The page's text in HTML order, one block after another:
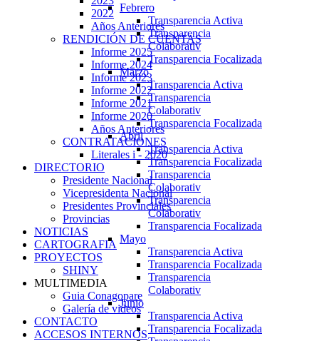
Febrero
Transparencia Activa
Transparencia
Colaborativ
Transparencia Focalizada
Marzo
Transparencia Activa
Transparencia
Colaborativ
Transparencia Focalizada
Abril
Transparencia Activa
Transparencia Focalizada
Transparencia
Colaborativ
Transparencia
Colaborativ
Transparencia Focalizada
Mayo
Transparencia Activa
Transparencia Focalizada
Transparencia
Colaborativ
Junio
Transparencia Activa
Transparencia Focalizada
2022
Años Anteriores
RENDICIÓN DE CUENTAS
Informe 2025
Informe 2024
Informe 2023
Informe 2022
Informe 2021
Informe 2020
Años Anteriores
CONTRATACIONES
Literales i - 2020
DIRECTORIO
Presidente Nacional
Vicepresidenta Nacional
Presidentes Provinciales
Provincias
NOTICIAS
CARTOGRAFIA
PROYECTOS
SHINY
MULTIMEDIA
Guia Conagopare
Galería de videos
CONTACTO
ACCESOS INTERNOS